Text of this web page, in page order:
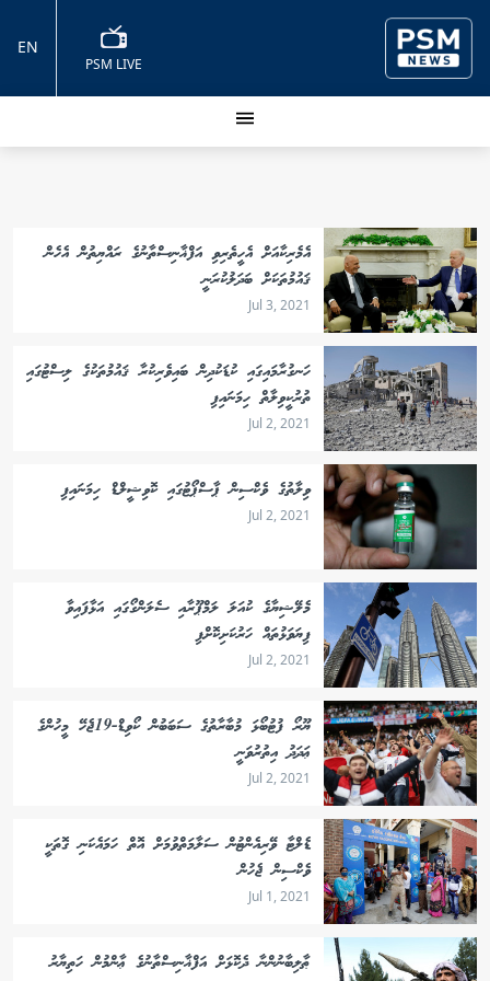
PSM LIVE
EN
އެމެރިކާއަށް އެހީތެރިވި އަފްޣާނިސްތާނުގެ ރައްޔިތުން އެހެން
ޤައުމުތަކަށް ބަދަލުކުރަނީ
Jul 3, 2021
ހަނގުރާމައިގައި ކުޑަކުދިން ބައިވެރިކުރާ ޤައުމުތަކުގެ ލިސްޓުގައި
ތުރުކީވިލާތް ހިމަނައިފި
Jul 2, 2021
ވިލާތުގެ ވެކްސިން ޕާސްޕޯޓުގައި ކޮވިޝީލްޑް ހިމަނައިފި
Jul 2, 2021
މެލޭޝިޔާގެ ކުއަލަ ލަމްޕޫރާއި ސެލަންގޯގައި އަޅާފައިވާ
ފިޔަވަޅުތައް ހަރުކަށިކޮށްފި
Jul 2, 2021
ޔޫރޯ ފުޓުބޯޅަ މުބާރާތުގެ ސަބަބުން ކޯވިޑް-19ޖެހޭ މީހުންގެ
ޢަދަދު އިތުރުވަނީ
Jul 2, 2021
ޑެލްޓާ ވޭރިއެންޓުން ސަލާމަތްވުމަށް އޮތް ހަމައެކަނި ގޮތަކީ
ވެކްސިން ޖެހުން
Jul 1, 2021
ޠާލިބާނުންނާ ދެކޮޅަށް އަފްޣާނިސްތާނުގެ ޢާންމުން ހަތިޔާރު